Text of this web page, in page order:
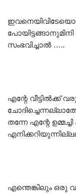
സംഭവിച്ചാൽ …..
എന്റേ
തന്നേ എന്റേ
എന്തെങ്കിലും ഒരു